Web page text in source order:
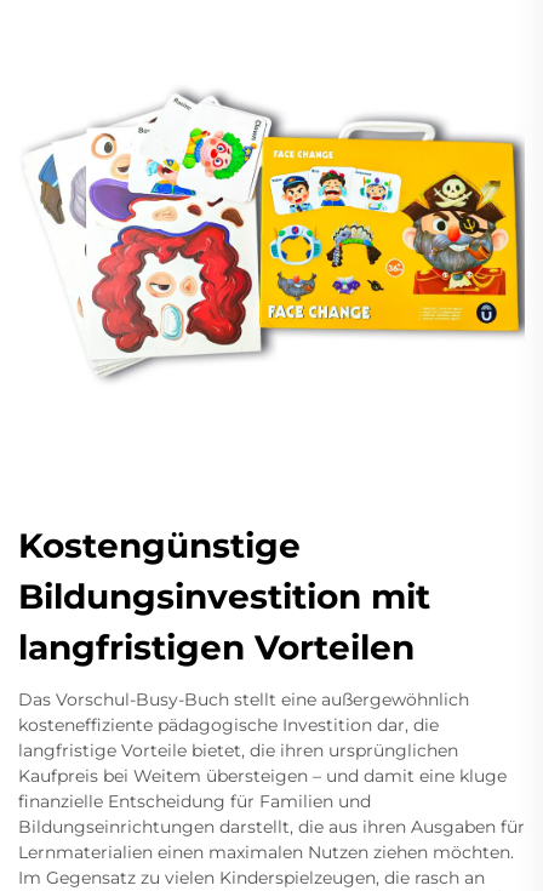
Kostengünstige
Bildungsinvestition mit
langfristigen Vorteilen
Das Vorschul-Busy-Buch stellt eine außergewöhnlich
kosteneffiziente pädagogische Investition dar, die
langfristige Vorteile bietet, die ihren ursprünglichen
Kaufpreis bei Weitem übersteigen – und damit eine kluge
finanzielle Entscheidung für Familien und
Bildungseinrichtungen darstellt, die aus ihren Ausgaben für
Lernmaterialien einen maximalen Nutzen ziehen möchten.
Im Gegensatz zu vielen Kinderspielzeugen, die rasch an